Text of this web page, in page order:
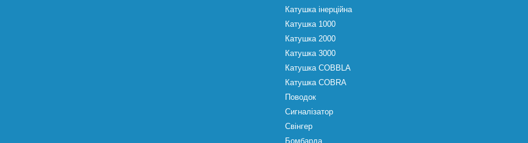
Катушка інерційна
Катушка 1000
Катушка 2000
Катушка 3000
Катушка COBBLA
Катушка COBRA
Поводок
Сигналізатор
Свінгер
Бомбарда